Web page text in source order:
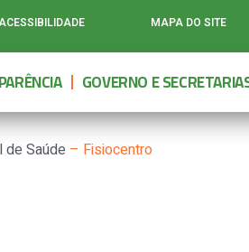
MAPA DO SITE
GOVERNO E
de Saúde – Fisiocentro